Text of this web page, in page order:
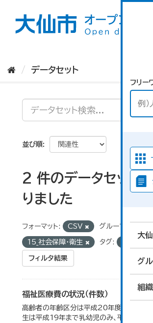
フリー
大
グ
組
データセット
並び順
2 件のデータセット
りました
フォーマット: CSV グループ:
15_社会保障・衛生 タグ:
フィルタ結果
福祉医療費の状況（件数）
高齢者の年齢区分は平成20年度から変更
生は平成19年まで乳幼児のみ、平成20年